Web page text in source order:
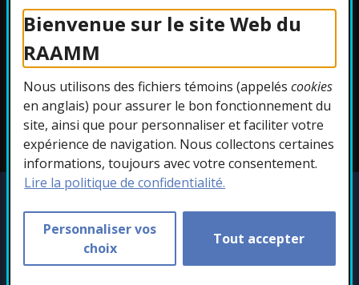
Bienvenue sur le site Web du
RAAMM
Nous utilisons des fichiers témoins (appeléscookies
en anglais) pour assurer le bon fonctionnement du
site, ainsi que pour personnaliser et faciliter votre
expérience de navigation. Nous collectons certaines
informations, toujours avec votre consentement.
Lire la politique de confidentialité.
Personnaliser vos
choix
Tout accepter
Protection des
renseignements
Accessibilité
réservés.
Personnaliser les témoins
Conception :Ekloweb - Cet hyperlien